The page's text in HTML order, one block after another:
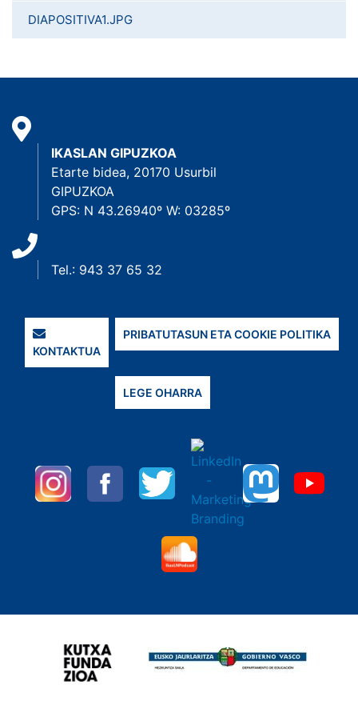
DIAPOSITIVA1.JPG
IKASLAN GIPUZKOA
Etarte bidea, 20170 Usurbil
GIPUZKOA
GPS: N 43.26940º W: 03285º
Tel.: 943 37 65 32
KONTAKTUA
PRIBATUTASUN ETA COOKIE POLITIKA
LEGE OHARRA